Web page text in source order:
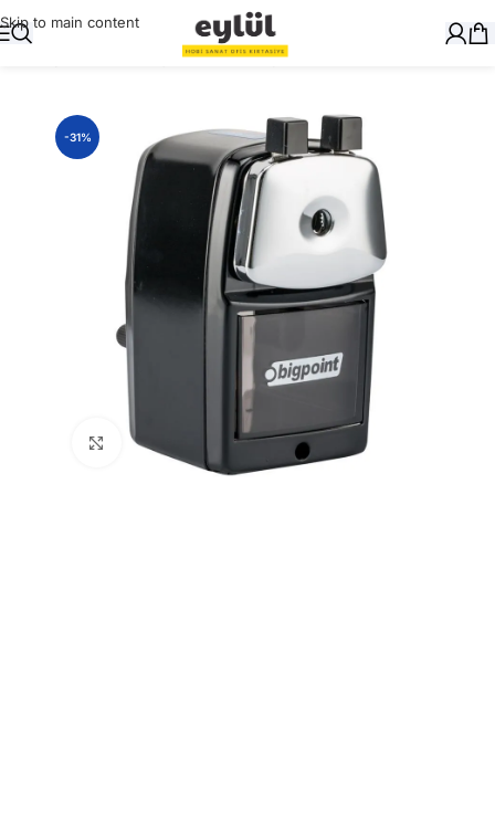
Skip to main content
Yazı Gereçleri/Kalemtraşlar
-31%
Büyütmek için tıklayın